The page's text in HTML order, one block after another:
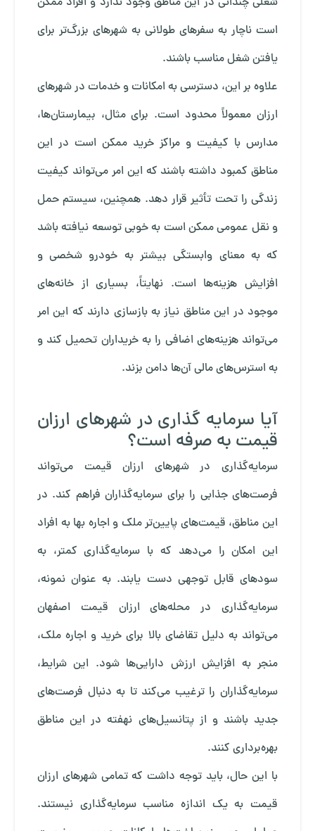
است ناچار به سفرهای طولانی به شهرهای بزرگ‌تر برای
یافتن شغل مناسب باشند.
علاوه بر این، دسترسی به امکانات و خدمات در شهرهای
ارزان معمولاً محدود است. برای مثال، بیمارستان‌ها،
مدارس با کیفیت و مراکز خرید ممکن است در این
مناطق کمبود داشته باشند که این امر می‌تواند کیفیت
زندگی را تحت تأثیر قرار دهد. همچنین، سیستم حمل
و نقل عمومی ممکن است به خوبی توسعه نیافته باشد
که به معنای وابستگی بیشتر به خودرو شخصی و
افزایش هزینه‌ها است. نهایتاً، بسیاری از خانه‌های
موجود در این مناطق نیاز به بازسازی دارند که این امر
می‌تواند هزینه‌های اضافی را به خریداران تحمیل کند و
به استرس‌های مالی آن‌ها دامن بزند.
آیا سرمایه گذاری در شهرهای ارزان
قیمت به صرفه است؟
سرمایه‌گذاری در شهرهای ارزان قیمت می‌تواند
فرصت‌های جذابی را برای سرمایه‌گذاران فراهم کند. در
این مناطق، قیمت‌های پایین‌تر ملک و اجاره بها به افراد
این امکان را می‌دهد که با سرمایه‌گذاری کمتر، به
سودهای قابل توجهی دست یابند. به عنوان نمونه،
سرمایه‌گذاری در محله‌های ارزان قیمت اصفهان
می‌تواند به دلیل تقاضای بالا برای خرید و اجاره ملک،
منجر به افزایش ارزش دارایی‌ها شود. این شرایط،
سرمایه‌گذاران را ترغیب می‌کند تا به دنبال فرصت‌های
جدید باشند و از پتانسیل‌های نهفته در این مناطق
بهره‌برداری کنند.
با این حال، باید توجه داشت که تمامی شهرهای ارزان
قیمت به یک اندازه مناسب سرمایه‌گذاری نیستند.